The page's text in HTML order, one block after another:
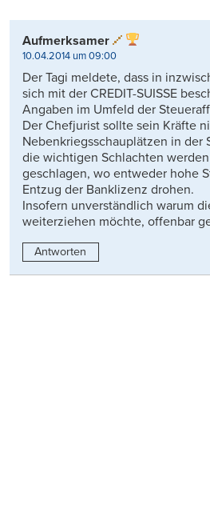
Aufmerksamer
10.04.2014 um 09:00
Der Tagi meldete, dass in
sich mit der CREDIT-SUISSE
Angaben im Umfeld der
Der Chefjurist sollte sein Kräfte
Nebenkriegsschauplätzen in der
die wichtigen Schlachten
geschlagen, wo entweder hohe
Entzug der Banklizenz drohen.
Insofern unverständlich warum
weiterziehen möchte, offenbar
Antworten